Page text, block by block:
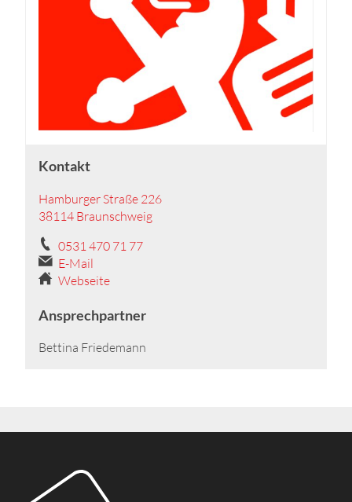
Kontakt
Hamburger Straße 226
38114 Braunschweig
0531 470 71 77
E-Mail
Webseite
Ansprechpartner
Bettina Friedemann